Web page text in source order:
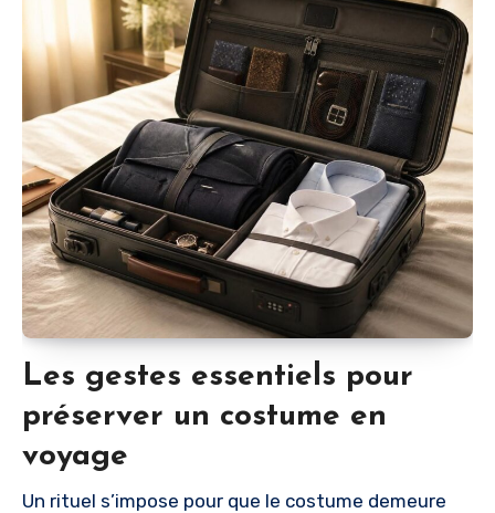
Les gestes essentiels pour
préserver un costume en
voyage
Un rituel s’impose pour que le costume demeure